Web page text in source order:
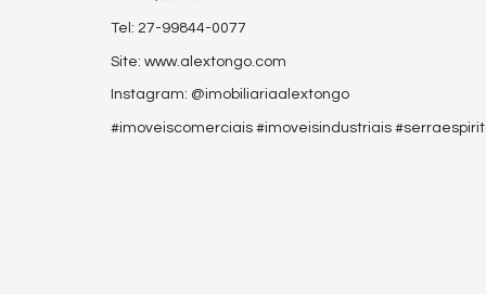
Tel: 27-99844-0077
Site: www.alextongo.com
Instagram: @imobiliariaalextongo
#imoveiscomerciais #imoveisindustriais